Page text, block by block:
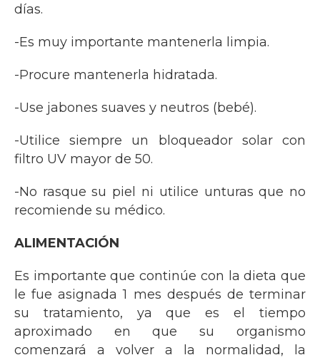
días.
-Es muy importante mantenerla limpia.
-Procure mantenerla hidratada.
-Use jabones suaves y neutros (bebé).
-Utilice siempre un bloqueador solar con
filtro UV mayor de 50.
-No rasque su piel ni utilice unturas que no
recomiende su médico.
ALIMENTACIÓN
Es importante que continúe con la dieta que
le fue asignada 1 mes después de terminar
su tratamiento, ya que es el tiempo
aproximado en que su organismo
comenzará a volver a la normalidad, la